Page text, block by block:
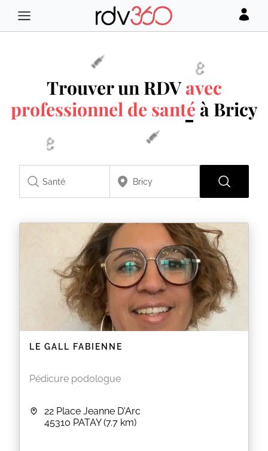
Trouver un RDVavec
professionnel de santé à Bricy
LE GALL FABIENNE
Pédicure podologue
22 Place Jeanne D'Arc
45310 PATAY (7.7 km)